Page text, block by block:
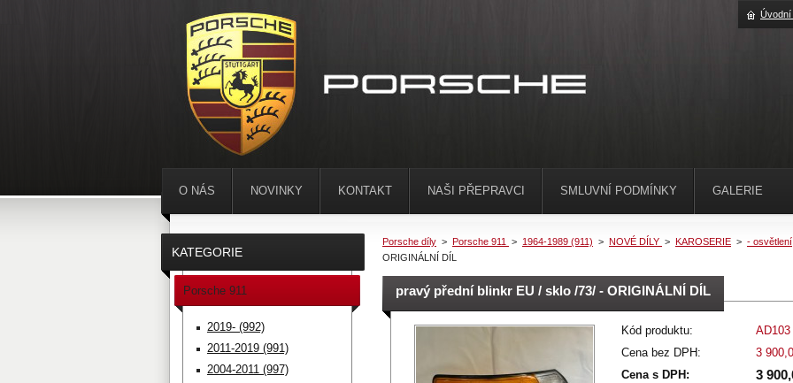
Porsche díly > Porsche 911 > 1964-1989 (911) > NOVÉ DÍLY > KAROSERIE > - osvětlení
ORIGINÁLNÍ DÍL
pravý přední blinkr EU / sklo /73/ - ORIGINÁLNÍ DÍL
Kód produktu:
AD103
Cena bez DPH:
3
Cena s DPH:
3
KATEGORIE
Porsche 911
2019- (992)
2011-2019 (991)
2004-2011 (997)
O NÁS NOVINKY KONTAKT NAŠI PŘEPRAVCI SMLUVNÍ PODMÍNKY GALERIE